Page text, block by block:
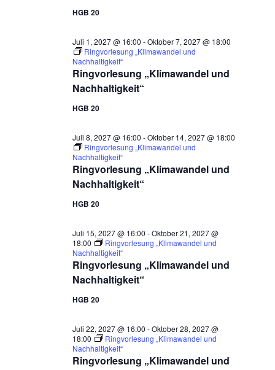
HGB 20
Ringvorlesung „Klimawandel und
Nachhaltigkeit“
Juli 1, 2027 @ 16:00 -Oktober 7, 2027 @ 18:00
Ringvorlesung „Klimawandel und
Nachhaltigkeit“
HGB 20
Ringvorlesung „Klimawandel und
Nachhaltigkeit“
Juli 8, 2027 @ 16:00 -Oktober 14, 2027 @ 18:00
Ringvorlesung „Klimawandel und
Nachhaltigkeit“
HGB 20
Ringvorlesung „Klimawandel und
Nachhaltigkeit“
Juli 15, 2027 @ 16:00 -Oktober 21, 2027 @
18:00
Ringvorlesung „Klimawandel und
Nachhaltigkeit“
HGB 20
Ringvorlesung „Klimawandel und
Juli 22, 2027 @ 16:00 -Oktober 28, 2027 @
18:00
Ringvorlesung „Klimawandel und
Nachhaltigkeit“